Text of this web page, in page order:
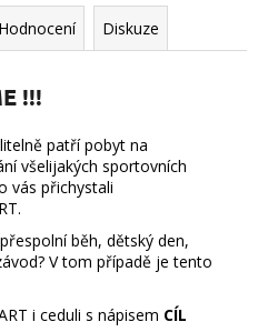
Hodnocení Diskuze
!!!
patří pobyt na
všelijakých sportovních
vás přichystali
běh, dětský den,
V tom případě je tento
i ceduli s nápisem CÍL